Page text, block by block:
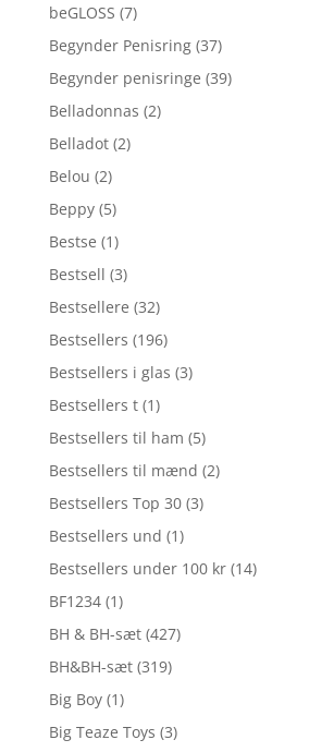
beGLOSS (7)
Begynder Penisring (37)
Begynder penisringe (39)
Belladonnas (2)
Belladot (2)
Belou (2)
Beppy (5)
Bestse (1)
Bestsell (3)
Bestsellere (32)
Bestsellers (196)
Bestsellers i glas (3)
Bestsellers t (1)
Bestsellers til ham (5)
Bestsellers til mænd (2)
Bestsellers Top 30 (3)
Bestsellers und (1)
Bestsellers under 100 kr (14)
BF1234 (1)
BH & BH-sæt (427)
BH&BH-sæt (319)
Big Boy (1)
Big Teaze Toys (3)